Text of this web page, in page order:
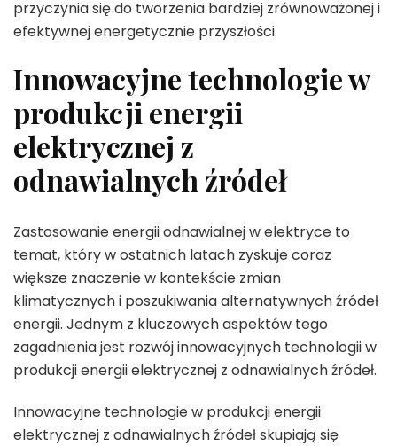
przyczynia się do tworzenia bardziej zrównoważonej i
efektywnej energetycznie przyszłości.
Innowacyjne technologie w
produkcji energii
elektrycznej z
odnawialnych źródeł
Zastosowanie energii odnawialnej w elektryce to
temat, który w ostatnich latach zyskuje coraz
większe znaczenie w kontekście zmian
klimatycznych i poszukiwania alternatywnych źródeł
energii. Jednym z kluczowych aspektów tego
zagadnienia jest rozwój innowacyjnych technologii w
produkcji energii elektrycznej z odnawialnych źródeł.
Innowacyjne technologie w produkcji energii
elektrycznej z odnawialnych źródeł skupiają się